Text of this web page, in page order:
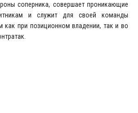
соперника, совершает проникающие
и служит для своей команды
как при позиционном владении, так и во